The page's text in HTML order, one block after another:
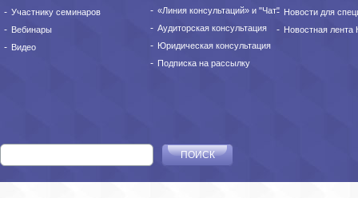
Новости для
Новостная лента
«Линия консультаций» и "Чат"
Аудиторская консультация
Юридическая консультация
Подписка на рассылку
Участнику семинаров
Вебинары
Видео